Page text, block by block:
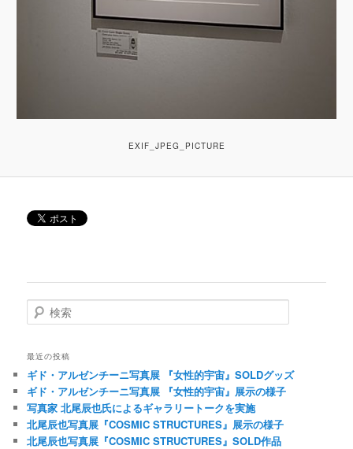
EXIF_JPEG_PICTURE
検索
最近の投稿
ギド・アルゼンチーニ写真展 『女性的宇宙』SOLDグッズ
ギド・アルゼンチーニ写真展 『女性的宇宙』展示の様子
写真家 北尾辰也氏によるギャラリートークを実施
北尾辰也写真展『COSMIC STRUCTURES』展示の様子
北尾辰也写真展『COSMIC STRUCTURES』SOLD作品